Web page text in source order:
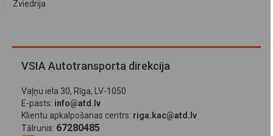
Zviedrija
VSIA Autotransporta direkcija
Vaļņu iela 30, Rīga, LV-1050
E-pasts: info@atd.lv
Klientu apkalpošanas centrs: riga.kac@atd.lv
Tālrunis: 67280485